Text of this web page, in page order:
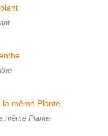
même Plante.